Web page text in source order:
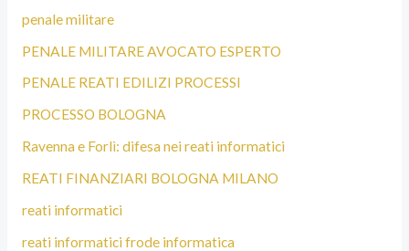
penale militare
PENALE MILITARE AVOCATO ESPERTO
PENALE REATI EDILIZI PROCESSI
PROCESSO BOLOGNA
Ravenna e Forlì: difesa nei reati informatici
REATI FINANZIARI BOLOGNA MILANO
reati informatici
reati informatici frode informatica